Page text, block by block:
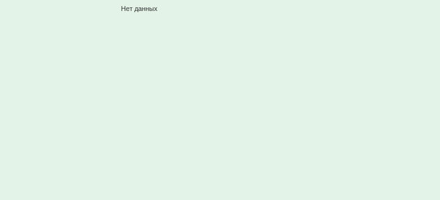
Нет данных